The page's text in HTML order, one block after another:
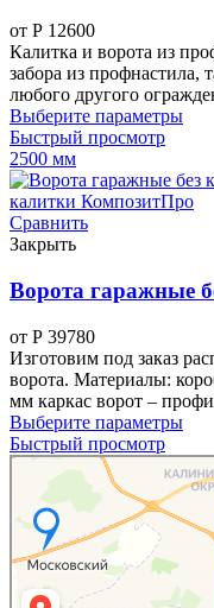
от Р 12600
Калитка и ворота из
забора из профнастила,
любого другого
Выберите параметры
Быстрый просмотр
2500 мм
Сравнить
Закрыть
Ворота гаражные
от Р 39780
Изготовим под заказ
ворота. Материалы:
мм каркас ворот –
Выберите параметры
Быстрый просмотр